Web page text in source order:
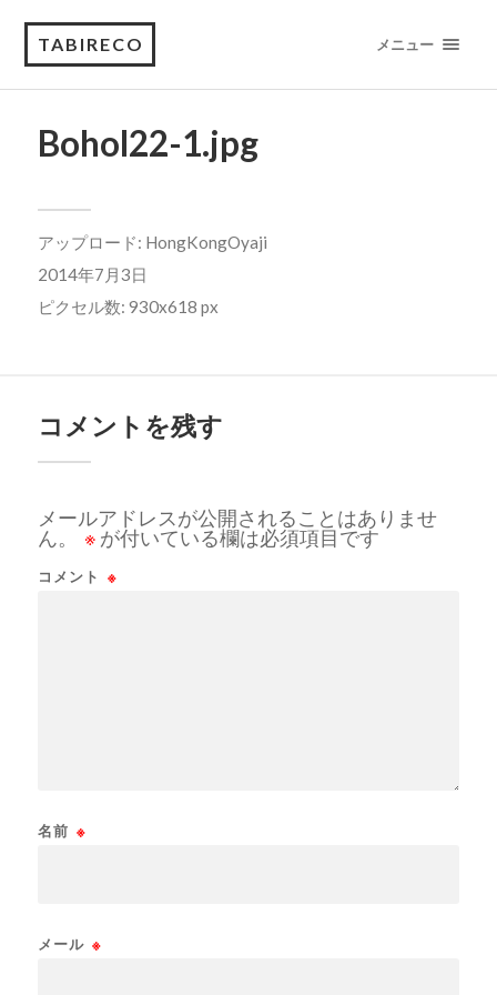
TABIRECO メニュー
Bohol22-1.jpg
アップロード: HongKongOyaji
2014年7月3日
ピクセル数: 930x618 px
コメントを残す
メールアドレスが公開されることはありませ
ん。
※ が付いている欄は必須項目です
コメント ※
名前 ※
メール ※